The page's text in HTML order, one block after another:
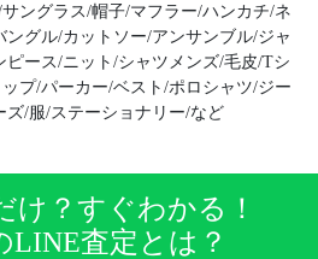
ングラス/帽子/マフラー/ハンカチ/ネ
グル/カットソー/アンサンブル/ジャ
ース/ニット/シャツメンズ/毛皮/Tシ
プ/パーカー/ベスト/ポロシャツ/ジー
ズ/服/ステーショナリー/など
け？すぐわかる！
LINE査定とは？